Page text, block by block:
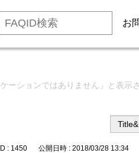
お
ーションではありません」と表示
ID : 1450 公開日時 : 2018/03/28 13:34